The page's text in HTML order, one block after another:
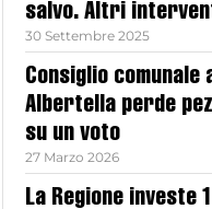
salvo. Altri
30 Settembre 2025
Consiglio comunale
Albertella perde
su un voto
27 Marzo 2026
La Regione investe